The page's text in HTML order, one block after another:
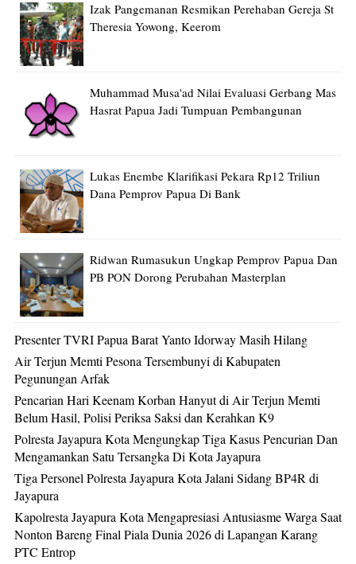
Izak Pangemanan Resmikan Perehaban Gereja St
Theresia Yowong, Keerom
Muhammad Musa'ad Nilai Evaluasi Gerbang Mas
Hasrat Papua Jadi Tumpuan Pembangunan
Lukas Enembe Klarifikasi Pekara Rp12 Triliun
Dana Pemprov Papua Di Bank
Ridwan Rumasukun Ungkap Pemprov Papua Dan
PB PON Dorong Perubahan Masterplan
Presenter TVRI Papua Barat Yanto Idorway Masih Hilang
Air Terjun Memti Pesona Tersembunyi di Kabupaten
Pegunungan Arfak
Pencarian Hari Keenam Korban Hanyut di Air Terjun Memti
Belum Hasil, Polisi Periksa Saksi dan Kerahkan K9
Polresta Jayapura Kota Mengungkap Tiga Kasus Pencurian Dan
Mengamankan Satu Tersangka Di Kota Jayapura
Tiga Personel Polresta Jayapura Kota Jalani Sidang BP4R di
Jayapura
Kapolresta Jayapura Kota Mengapresiasi Antusiasme Warga Saat
Nonton Bareng Final Piala Dunia 2026 di Lapangan Karang
PTC Entrop